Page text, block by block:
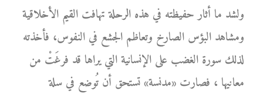
ولشد ما أثار حفيظته في هذه الرحلة تهافت القيم الأخلاقية
ومشاهد البؤس الصارخ وتعاظم الجشع في النفوس، فأخذته
لذلك سورة الغضب على الإنسانية التي يراها قد فرغَتْ من
معانيها ، فصارت «مدنسة» تستحق أن تُوضع في سلة